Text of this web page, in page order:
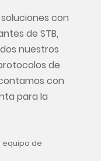
soluciones con
de STB,
nuestros
de
con
para la
equipo de